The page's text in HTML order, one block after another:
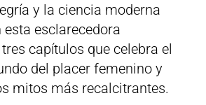
y la ciencia moderna
esta esclarecedora
capítulos que celebra el
del placer femenino y
mitos más recalcitrantes.